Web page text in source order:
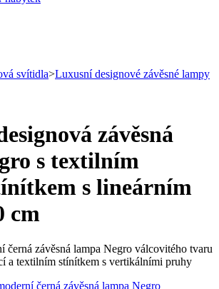
svítidla>Luxusní designové závěsné lampy
závěsná
s textilním
s lineárním
cm